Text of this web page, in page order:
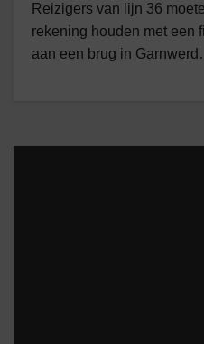
Reizigers van lijn 36
rekening houden met een
aan een brug in